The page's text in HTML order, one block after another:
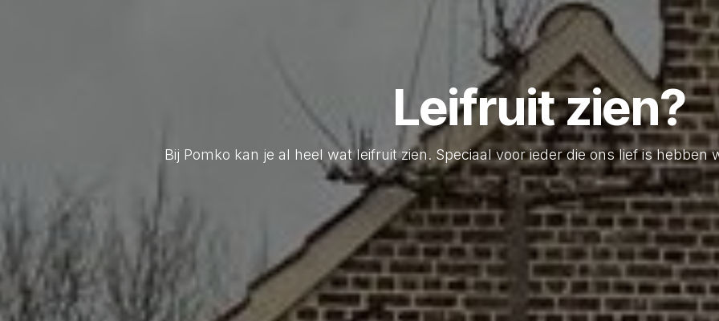
Leifruit zien?
Bij Pomko kan je al heel wat leifruit zien. Speciaal voor ieder die ons lief is